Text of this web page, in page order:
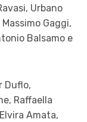
Urbano
Gaggi,
Balsamo e
Duflo,
Raffaella
Amata,